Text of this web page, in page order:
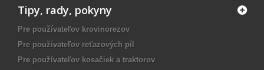
Tipy, rady, pokyny
Pre používateľov krovinorezov
Pre používateľov reťazových píl
Pre používateľov kosačiek a traktorov